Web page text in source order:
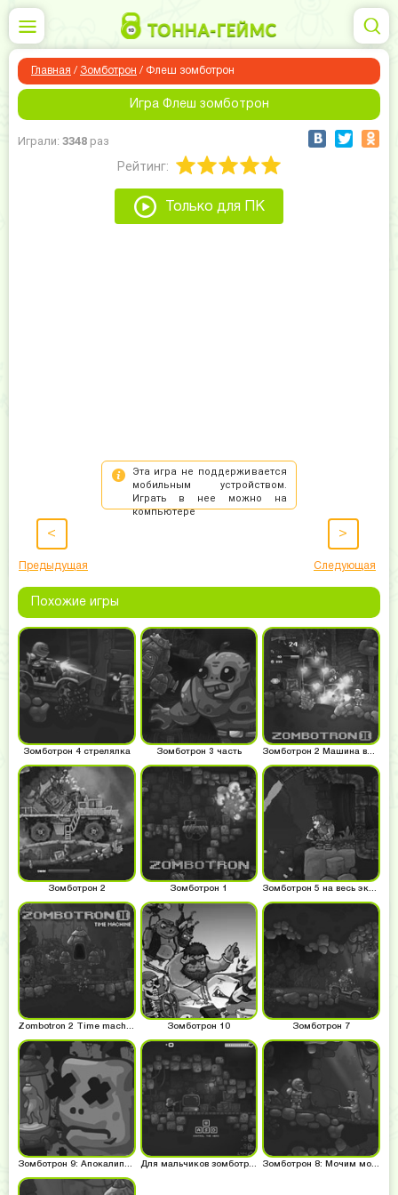
Главная / Зомботрон / Флеш зомботрон
Игра Флеш зомботрон
Играли: 3348 раз
Рейтинг:
Только для ПК
<
Предыдущая
>
Следующая
Похожие игры
Зомботрон 4 стрелялка Зомботрон 3 часть
Зомботрон 2 Зомботрон 1 Зомботрон 5 на весь экран
Zombotron 2 Time machine Зомботрон 10 Зомботрон 7
Для мальчиков зомботрон